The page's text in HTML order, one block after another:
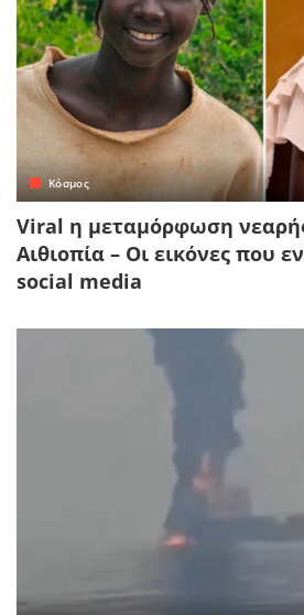
Κόσμος
Viral η μεταμόρφωση
Αιθιοπία – Οι εικόνες που
social media